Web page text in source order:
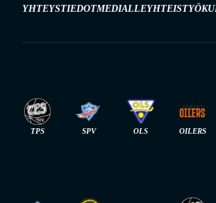
YHTEYSTIEDOTMEDIALLE
TPS SPV OLS OILERS